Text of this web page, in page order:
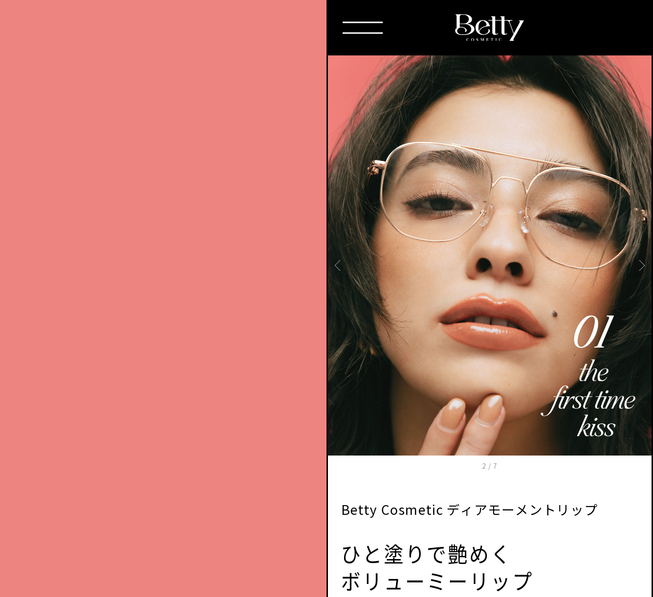
3 / 7
Betty Cosmetic ディアモーメントリップ
ひと塗りで艶めく
ボリューミーリップ